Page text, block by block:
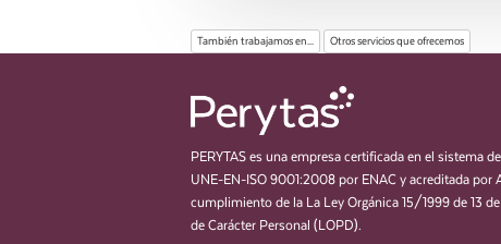
También trabajamos en... Otros servicios que ofrecemos
PERYTAS es una empresa certificada en el sistema
UNE-EN-ISO 9001:2008 por ENAC y acreditada por
cumplimiento de la La Ley Orgánica 15/1999 de 13
de Carácter Personal (LOPD).